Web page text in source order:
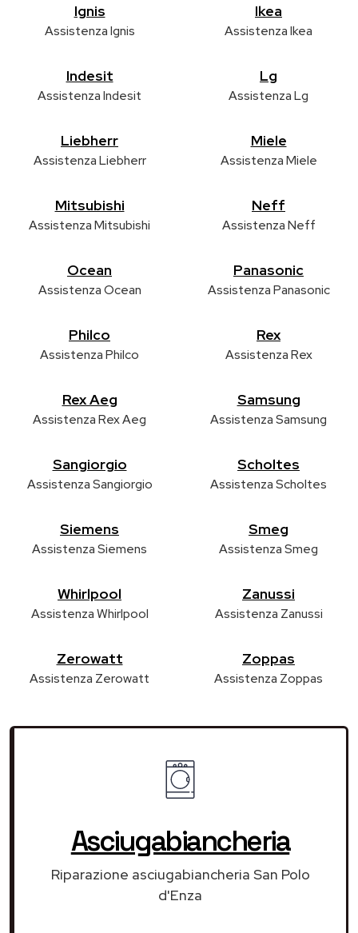
Ignis
Assistenza Ignis
Ikea
Assistenza Ikea
Indesit
Assistenza Indesit
Lg
Assistenza Lg
Liebherr
Assistenza Liebherr
Miele
Assistenza Miele
Mitsubishi
Assistenza Mitsubishi
Neff
Assistenza Neff
Ocean
Assistenza Ocean
Panasonic
Assistenza Panasonic
Philco
Assistenza Philco
Rex
Assistenza Rex
Rex Aeg
Assistenza Rex Aeg
Samsung
Assistenza Samsung
Sangiorgio
Assistenza Sangiorgio
Scholtes
Assistenza Scholtes
Siemens
Assistenza Siemens
Smeg
Assistenza Smeg
Whirlpool
Assistenza Whirlpool
Zanussi
Assistenza Zanussi
Zerowatt
Assistenza Zerowatt
Zoppas
Assistenza Zoppas
Asciugabiancheria
Riparazione asciugabiancheria San Polo
d'Enza